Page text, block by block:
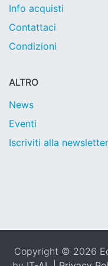
Info acquisti
Contattaci
Condizioni
ALTRO
News
Eventi
Iscriviti alla newsletter
Copyright © 2026